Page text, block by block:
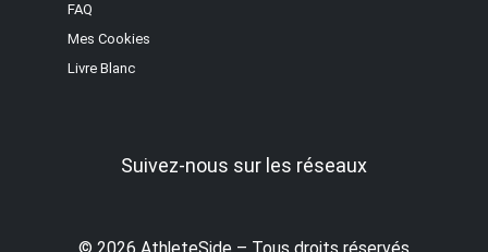
FAQ
Mes Cookies
Livre Blanc
Suivez-nous sur les réseaux